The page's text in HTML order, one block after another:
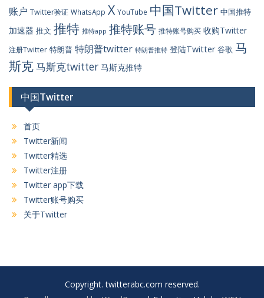
账户 Twitter验证 WhatsApp X YouTube 中国Twitter 中国推特
加速器 推文 推特 推特app 推特账号 推特账号购买 收购Twitter
注册Twitter 特朗普 特朗普twitter 特朗普推特 登陆Twitter 谷歌 马
斯克马斯克twitter 马斯克推特
中国Twitter
首页
Twitter新闻
Twitter精选
Twitter注册
Twitter app下载
Twitter账号购买
关于Twitter
Copyright. twitterabc.com reserved.